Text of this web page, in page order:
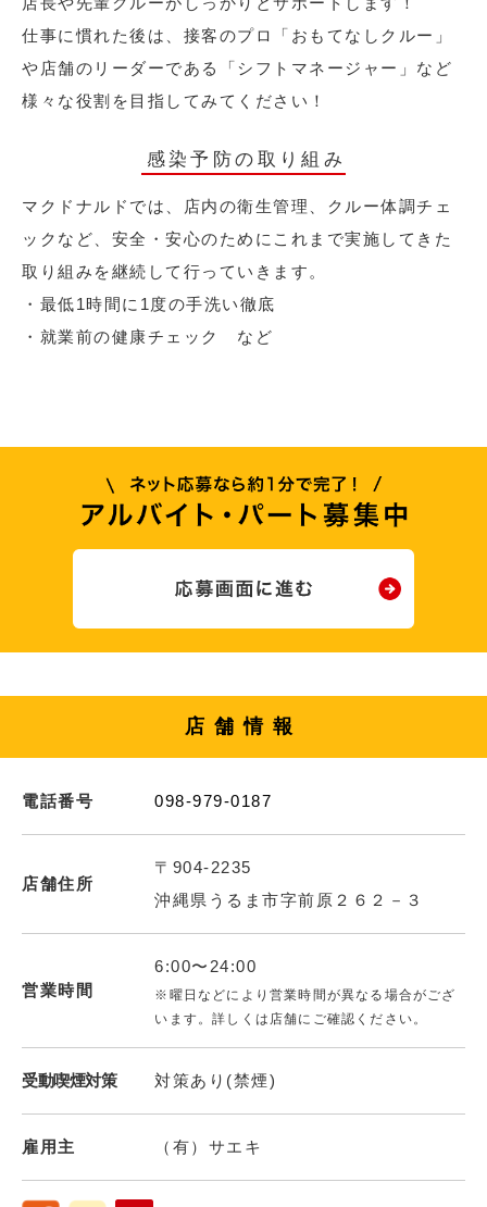
仕事に慣れた後は、接客のプロ「おもてなしクルー」
や店舗のリーダーである「シフトマネージャー」など
様々な役割を目指してみてください！
感染予防の取り組み
マクドナルドでは、店内の衛生管理、クルー体調チェ
ックなど、安全・安心のためにこれまで実施してきた
取り組みを継続して行っていきます。
・最低1時間に1度の手洗い徹底
・就業前の健康チェック など
店舗情報
電話番号 098-979-0187
店舗住所
〒904-2235
沖縄県うるま市字前原２６２－３
営業時間
6:00〜24:00
※曜日などにより営業時間が異なる場合がござ
います。詳しくは店舗にご確認ください。
受動喫煙対策 対策あり(禁煙)
雇用主 （有）サエキ